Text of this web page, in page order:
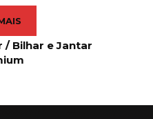
/ Bilhar e Jantar